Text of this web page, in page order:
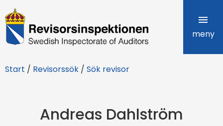
R
e
i
meny
Start / Revisorssök / Sök revisor
Andreas Dahlström